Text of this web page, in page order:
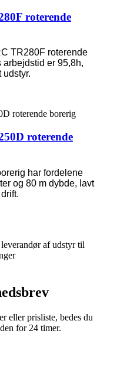
roterende
TR280F roterende
arbejdstid er 95,8h,
roterende
har fordelene
og 80 m dybde, lavt
af udstyr til
eller prisliste, bedes du
for 24 timer.